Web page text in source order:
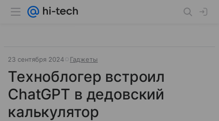
23 сентября 2024 Гаджеты
Техноблогер встроил
ChatGPT в дедовский
калькулятор